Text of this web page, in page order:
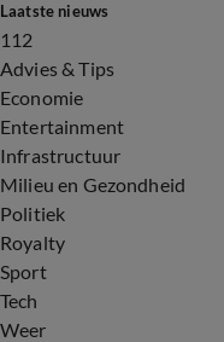
Laatste nieuws
112
Advies & Tips
Economie
Entertainment
Infrastructuur
Milieu en Gezondheid
Politiek
Royalty
Sport
Tech
Weer